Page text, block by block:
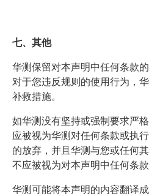
七、其他
华测保留对本声明中任何条款
对于您违反规则的使用行为，
补救措施。
如华测没有坚持或强制要求严
应被视为华测对任何条款或执
的放弃，并且华测与您或任何
不应被视为对本声明中任何条款
华测可能将本声明的内容翻译